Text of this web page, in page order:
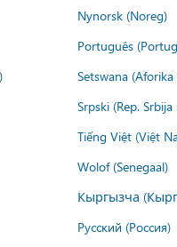
Nynorsk (Noreg)
Português
Setswana
Srpski (Rep.
Tiếng Việt (Việt
Wolof (Senegaal)
Кыргызча
Русский (Россия)